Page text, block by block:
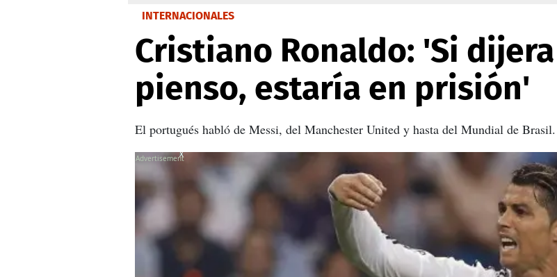
INTERNACIONALES
Cristiano Ronaldo: 'Si
pienso, estaría en prisión'
El portugués habló de Messi, del Manchester United y hasta del Mundial de Brasil.
X